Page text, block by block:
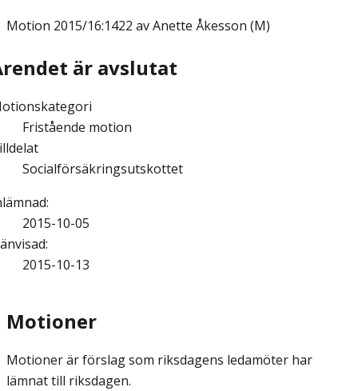
Motion 2015/16:1422 av Anette Åkesson (M)
är avslutat
Fristående motion
Socialförsäkringsutskottet
:
2015-10-05
:
2015-10-13
Motioner
Motioner är förslag som riksdagens ledamöter har
lämnat till riksdagen.